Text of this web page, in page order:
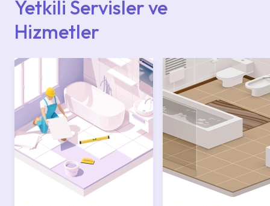
Yetkili Servisler ve
Hizmetler